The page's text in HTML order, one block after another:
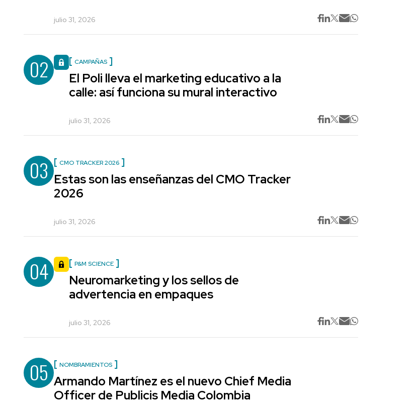
julio 31, 2026
02 CAMPAÑAS
El Poli lleva el marketing educativo a la
calle: así funciona su mural interactivo
julio 31, 2026
03 CMO TRACKER 2026
Estas son las enseñanzas del CMO Tracker
2026
julio 31, 2026
04 P&M SCIENCE
Neuromarketing y los sellos de
advertencia en empaques
julio 31, 2026
05 NOMBRAMIENTOS
Armando Martínez es el nuevo Chief Media
Officer de Publicis Media Colombia